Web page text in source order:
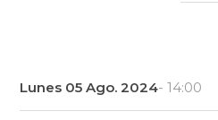
Lunes 05 Ago. 2024- 14:00